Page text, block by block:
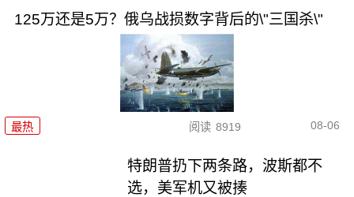
125万还是5万？俄乌战损数字背后的\"三国杀\"
最热 阅读 8919 08-06
特朗普扔下两条路，波斯都不
选，美军机又被揍